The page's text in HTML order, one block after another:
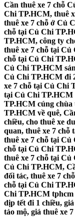
Cần thuê xe 7 chỗ
Chi TP.HCM, thuê
thuê xe 7 chỗ ở Củ
chỗ tại Củ Chi
TP.HCM, công ty
thuê xe 7 chỗ tại
chỗ tại Củ Chi
Củ Chi TP.HCM
Củ Chi TP.HCM đi
xe 7 chỗ tại Củ Chi
tại Củ Chi TP.HCM
TP.HCM cúng chùa
TP.HCM về quê,
chiều, cho thuê xe
quan, thuê xe 7
thuê xe 7 chỗ tại
chỗ tại Củ Chi
thuê xe 7 chỗ tại
Củ Chi TP.HCM,
đối tác, thuê xe 7
chỗ tại Củ Chi
Chi TP.HCM tphcm
dịp tết đi 1 chiều,
tảo mộ, giá thuê xe